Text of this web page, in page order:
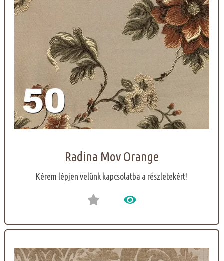
Radina Mov Orange
Kérem lépjen velünk kapcsolatba a részletekért!